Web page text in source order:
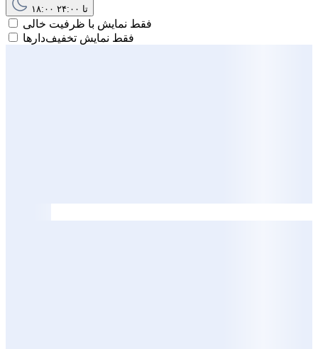
۱۸:۰۰ تا ۲۴:۰۰
فقط نمایش با ظرفیت خالی
فقط نمایش تخفیف‌دارها